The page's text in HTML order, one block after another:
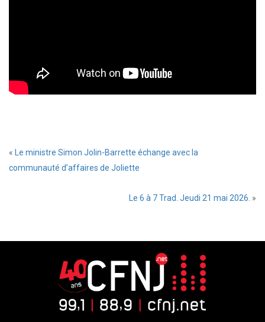
«
Le ministre Simon Jolin-Barrette échange avec la
communauté d’affaires de Joliette
Le 6 à 7 Trad. Jeudi 21 mai 2026. »